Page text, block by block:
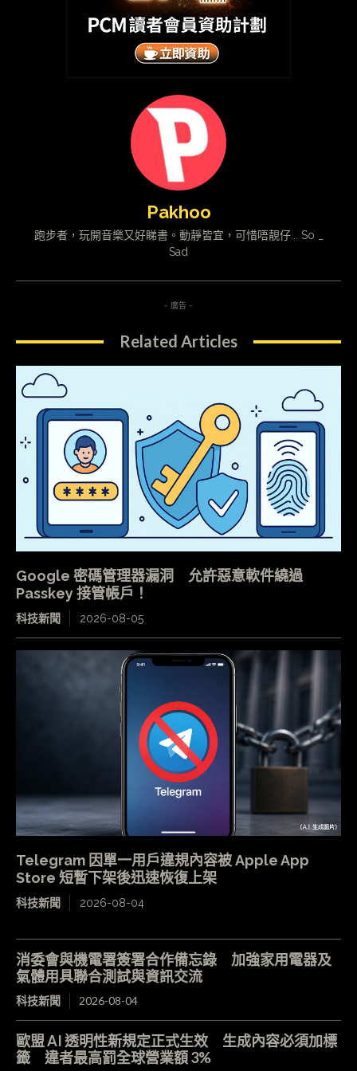
Pakhoo
跑步者，玩開音樂又好睇書。動靜皆宜，可惜唔靚仔... So _
Sad
- 廣告 -
Related Articles
Google 密碼管理器漏洞 允許惡意軟件繞過
Passkey 接管帳戶！
科技新聞 2026-08-05
Telegram 因單一用戶違規內容被 Apple App
Store 短暫下架後迅速恢復上架
科技新聞 2026-08-04
消委會與機電署簽署合作備忘錄 加強家用電器及
氣體用具聯合測試與資訊交流
科技新聞 2026-08-04
歐盟 AI 透明性新規定正式生效 生成內容必須加標
籤 違者最高罰全球營業額 3%